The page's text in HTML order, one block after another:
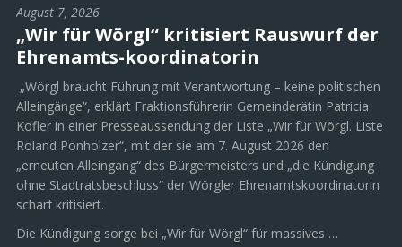
August 7, 2026
„Wir für Wörgl“ kritisiert Rauswurf der
Ehrenamts-koordinatorin
„Wörgl braucht Führung mit Verantwortung – keine politischen
Alleingänge“, erklärt Fraktionsführerin Gemeinderätin Patricia
Kofler in einer Presseaussendung der Liste „Wir für Wörgl. Liste
Roland Ponholzer“, mit der sie am 7. August 2026 den
„erneuten Alleingang“ des Bürgermeisters und „die Kündigung
ohne Stadtratsbeschluss“ der Wörgler Ehrenamtskoordinatorin
scharf kritisiert.
Die Kündigung sorge bei „Wir für Wörgl“ für massives …